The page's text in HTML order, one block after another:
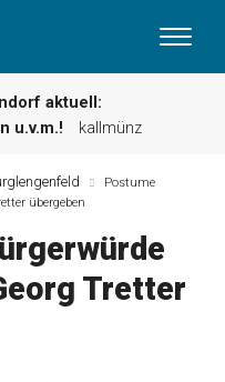
aktuell:
u.v.m.!
kallmünz
muss nun
Unser aktuelles
haidhof
Angebote Ihrer
Postume
übergeben
Tretter